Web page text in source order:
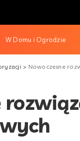
W Domu i Ogrodzie
> Nowoczesne